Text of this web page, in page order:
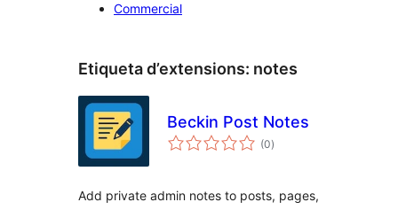
Commercial
Etiqueta d’extensions: notes
Beckin Post Notes
(0puntuacions
totals
)
Add private admin notes to posts, pages,